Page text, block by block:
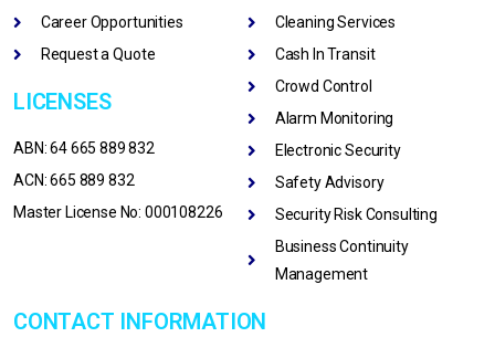
Career Opportunities
Request a Quote
LICENSES
ABN: 64 665 889 832
ACN: 665 889 832
Master License No: 000108226
Cleaning Services
Cash In Transit
Crowd Control
Alarm Monitoring
Electronic Security
Safety Advisory
Security Risk Consulting
Business Continuity
Management
CONTACT INFORMATION